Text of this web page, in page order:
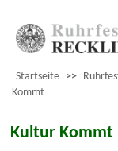
Startseite >>
Kommt
Kultur Kommt